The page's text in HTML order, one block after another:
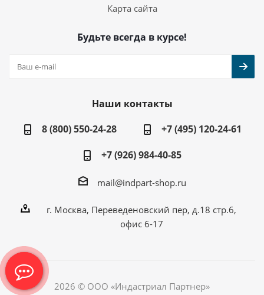
Карта сайта
Будьте всегда в курсе!
Наши контакты
8 (800) 550-24-28
+7 (495) 120-24-61
+7 (926) 984-40-85
mail@indpart-shop.ru
г. Москва, Переведеновский пер, д.18 стр.6,
офис 6-17
2026 © ООО «Индастриал Партнер»